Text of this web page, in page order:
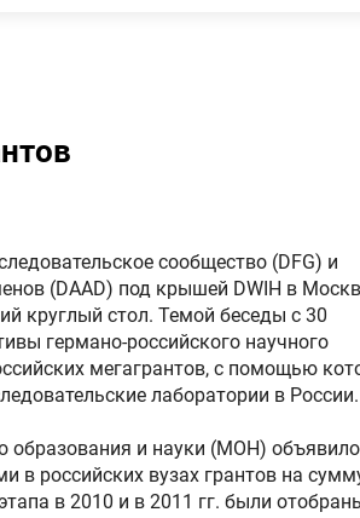
сообщество (DFG) и
(DAAD) под крышей DWIH в
круглый стол. Темой беседы с 30
германо-российского научного
мегагрантов, с помощью
лаборатории в России.
образования и науки (МОН) объявило
в российских вузах грантов на
в 2010 и в 2011 гг. были